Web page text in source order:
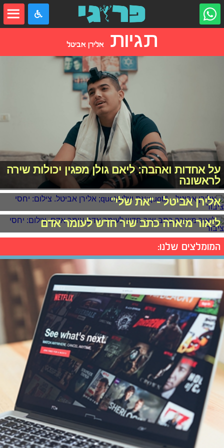
תגיותאלירן אביטל
על אחדות ואהבה: ליאם גולן מפגין יכולות שירה
לראשונה
אלירן אביטל - "את שלי"
ליאור מיארה כתב שיר חדש לעומר אדם
המומלצים שלנו: